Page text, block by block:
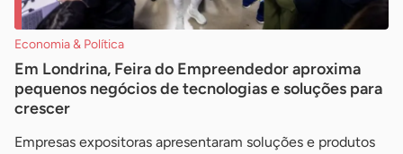
Economia & Política
Em Londrina, Feira do Empreendedor aproxima
pequenos negócios de tecnologias e soluções para
crescer
Empresas expositoras apresentaram soluções e produtos